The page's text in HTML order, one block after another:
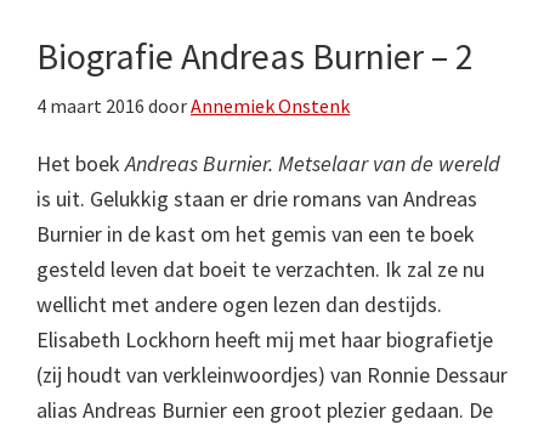
Biografie Andreas Burnier – 2
4 maart 2016 doorAnnemiek Onstenk
Het boekAndreas Burnier. Metselaar van de wereld
is uit. Gelukkig staan er drie romans van Andreas
Burnier in de kast om het gemis van een te boek
gesteld leven dat boeit te verzachten. Ik zal ze nu
wellicht met andere ogen lezen dan destijds.
Elisabeth Lockhorn heeft mij met haar biografietje
(zij houdt van verkleinwoordjes) van Ronnie Dessaur
alias Andreas Burnier een groot plezier gedaan. De